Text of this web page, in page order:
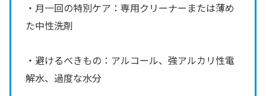
・月一回の特別ケア：専用クリーナーまたは薄め
た中性洗剤
・避けるべきもの：アルコール、強アルカリ性電
解水、過度な水分